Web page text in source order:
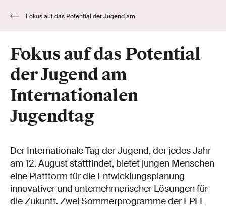
Fokus auf das Potential
der Jugend am
Internationalen
Jugendtag
Der Internationale Tag der Jugend, der jedes Jahr
am 12. August stattfindet, bietet jungen Menschen
eine Plattform für die Entwicklungsplanung
innovativer und unternehmerischer Lösungen für
die Zukunft. Zwei Sommerprogramme der EPFL